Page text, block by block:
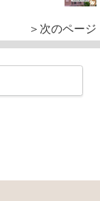
＞次のページ